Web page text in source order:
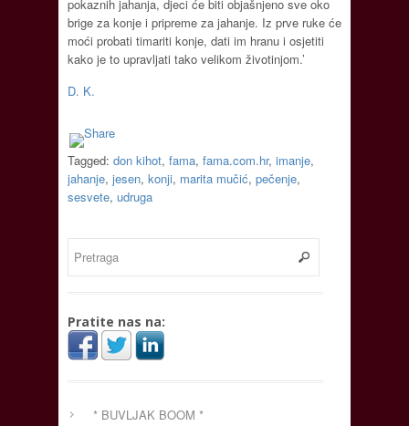
pokaznih jahanja, djeci će biti objašnjeno sve oko
brige za konje i pripreme za jahanje. Iz prve ruke će
moći probati timariti konje, dati im hranu i osjetiti
kako je to upravljati tako velikom životinjom.’
D. K.
Tagged: don kihot, fama, fama.com.hr, imanje,
jahanje, jesen, konji, marita mučić, pečenje,
sesvete, udruga
Pratite nas na:
* BUVLJAK BOOM *